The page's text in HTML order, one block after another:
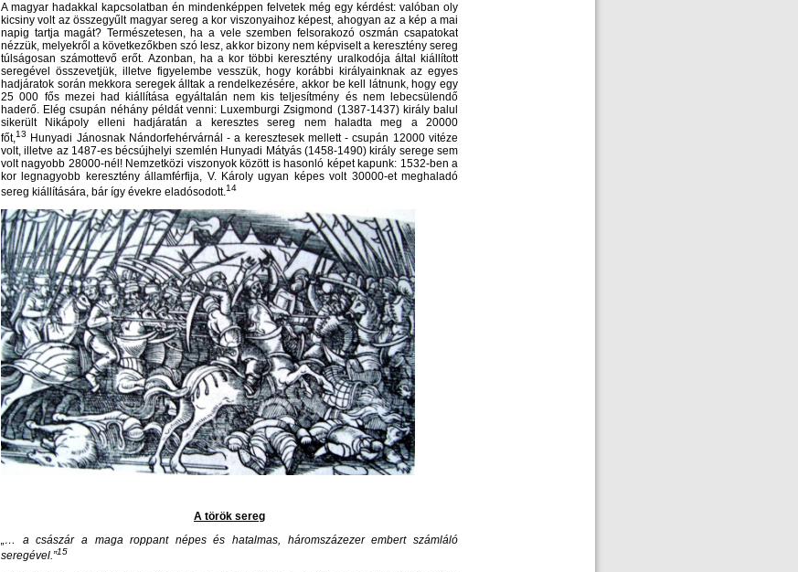
A magyar hadakkal kapcsolatban én mindenképpen felvetek még egy kérdést: valóban oly
kicsiny volt az összegyűlt magyar sereg a kor viszonyaihoz képest, ahogyan az a kép a mai
napig tartja magát? Természetesen, ha a vele szemben felsorakozó oszmán csapatokat
nézzük, melyekről a következőkben szó lesz, akkor bizony nem képviselt a keresztény sereg
túlságosan számottevő erőt. Azonban, ha a kor többi keresztény uralkodója által kiállított
seregével összevetjük, illetve figyelembe vesszük, hogy korábbi királyainknak az egyes
hadjáratok során mekkora seregek álltak a rendelkezésére, akkor be kell látnunk, hogy egy
25 000 fős mezei had kiállítása egyáltalán nem kis teljesítmény és nem lebecsülendő
haderő. Elég csupán néhány példát venni: Luxemburgi Zsigmond (1387-1437) király balul
sikerült Nikápoly elleni hadjáratán a keresztes sereg nem haladta meg a 20000
főt,13
Hunyadi Jánosnak Nándorfehérvárnál - a keresztesek mellett - csupán 12000 vitéze
volt, illetve az 1487-es bécsújhelyi szemlén Hunyadi Mátyás (1458-1490) király serege sem
volt nagyobb 28000-nél! Nemzetközi viszonyok között is hasonló képet kapunk: 1532-ben a
kor legnagyobb keresztény államférfija, V. Károly ugyan képes volt 30000-et meghaladó
sereg kiállítására, bár így évekre eladósodott.14
A török sereg
„… a császár a maga roppant népes és hatalmas, háromszázezer embert számláló
seregével.”15